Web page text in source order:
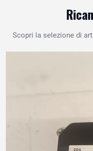
Scopri la selezione di